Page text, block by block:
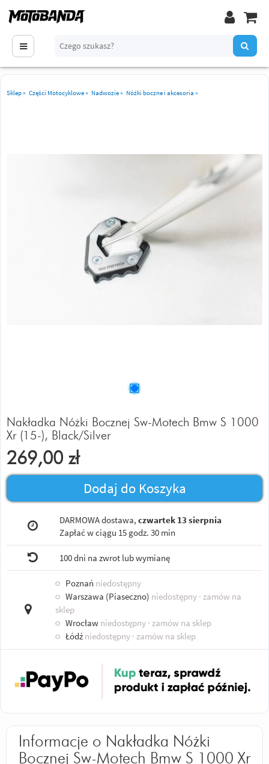
Sklep» Części Motocyklowe» Nadwozie» Nóżki boczne i akcesoria »
Nakładka Nóżki Bocznej Sw-Motech Bmw S 1000
Xr (15-), Black/Silver
269,00 zł
Dodaj do Koszyka
DARMOWA dostawa, czwartek 13 sierpnia
Zapłać w ciągu 15 godz. 30 min
100 dni na zwrot lub wymianę
○ Poznań niedostępny
○ Warszawa (Piaseczno) niedostępny · zamów na
sklep
○ Wrocław niedostępny · zamów na sklep
○ Łódź niedostępny · zamów na sklep
Informacje o Nakładka Nóżki
Bocznej Sw-Motech Bmw S 1000 Xr